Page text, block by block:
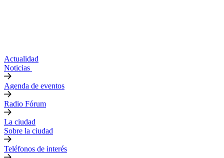
Actualidad
Noticias
Agenda de eventos
Radio Fórum
La ciudad
Sobre la ciudad
Teléfonos de interés